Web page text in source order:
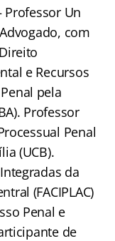
Professor Un
com
e Recursos
pela
Professor
Penal
(UCB).
da
(FACIPLAC)
Penal e
de